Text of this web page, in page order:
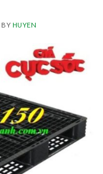
BY HUYEN